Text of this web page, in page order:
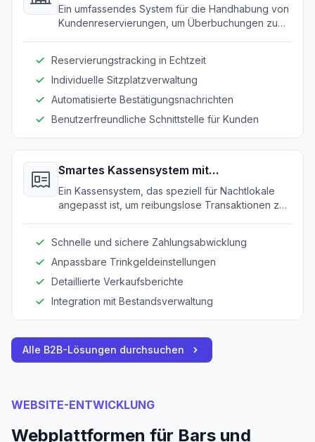
Ein umfassendes System für die Handhabung von
Kundenreservierungen, um Überbuchungen zu
Reservierungstracking in Echtzeit
Individuelle Sitzplatzverwaltung
Automatisierte Bestätigungsnachrichten
Benutzerfreundliche Schnittstelle für Kunden
Smartes Kassensystem mit
Trinkgeldoptionen
Ein Kassensystem, das speziell für Nachtlokale
angepasst ist, um reibungslose Transaktionen zu
Schnelle und sichere Zahlungsabwicklung
Anpassbare Trinkgeldeinstellungen
Detaillierte Verkaufsberichte
Integration mit Bestandsverwaltung
Alle B2B-Lösungen durchsuchen
WEBSITE-ENTWICKLUNG
Webplattformen für Bars und